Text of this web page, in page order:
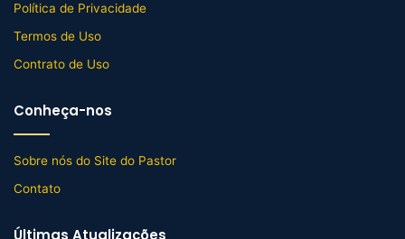
Política de Privacidade
Termos de Uso
Contrato de Uso
Conheça-nos
Sobre nós do Site do Pastor
Contato
Últimas Atualizações